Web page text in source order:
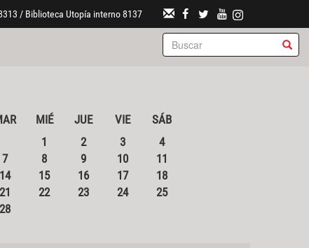
/ Biblioteca Utopía interno 8137
MIÉ JUE VIE
SÁB
1
2 3
4
7 8 9 10
11
14 15 16 17
18
21 22 23 24
25
28